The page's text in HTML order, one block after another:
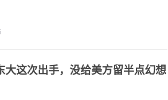
大这次出手，没给美方留半点幻想